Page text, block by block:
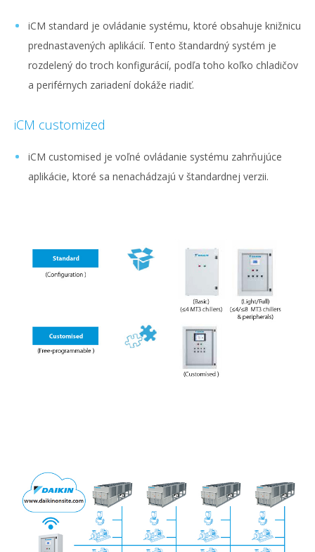
iCM standard je ovládanie systému, ktoré obsahuje knižnicu
prednastavených aplikácií. Tento štandardný systém je
rozdelený do troch konfigurácií, podľa toho koľko chladičov
a periférnych zariadení dokáže riadiť.
iCM customized
iCM customised je voľné ovládanie systému zahrňujúce
aplikácie, ktoré sa nenachádzajú v štandardnej verzii.